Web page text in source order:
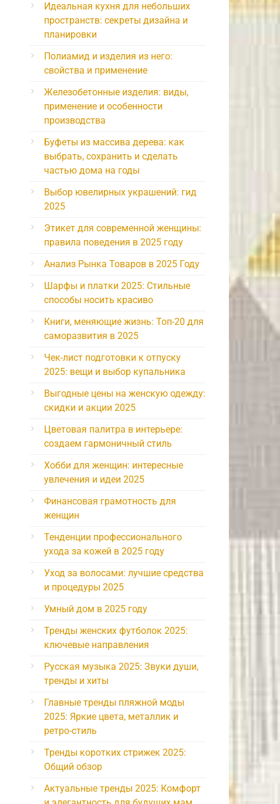
Идеальная кухня для небольших
пространств: секреты дизайна и
планировки
Полиамид и изделия из него:
свойства и применение
Железобетонные изделия: виды,
применение и особенности
производства
Буфеты из массива дерева: как
выбрать, сохранить и сделать
частью дома на годы
Выбор ювелирных украшений: гид
2025
Этикет для современной женщины:
правила поведения в 2025 году
Анализ Рынка Товаров в 2025 Году
Шарфы и платки 2025: Стильные
способы носить красиво
Книги, меняющие жизнь: Топ-20 для
саморазвития в 2025
Чек-лист подготовки к отпуску
2025: вещи и выбор купальника
Выгодные цены на женскую одежду:
скидки и акции 2025
Цветовая палитра в интерьере:
создаем гармоничный стиль
Хобби для женщин: интересные
увлечения и идеи 2025
Финансовая грамотность для
женщин
Тенденции профессионального
ухода за кожей в 2025 году
Уход за волосами: лучшие средства
и процедуры 2025
Умный дом в 2025 году
Тренды женских футболок 2025:
ключевые направления
Русская музыка 2025: Звуки души,
тренды и хиты
Главные тренды пляжной моды
2025: Яркие цвета, металлик и
ретро-стиль
Тренды коротких стрижек 2025:
Общий обзор
Актуальные тренды 2025: Комфорт